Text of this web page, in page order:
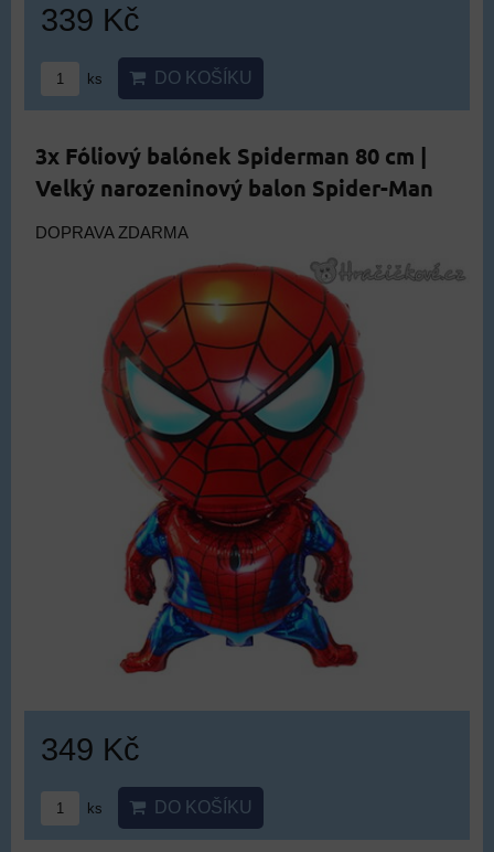
339 Kč
ks DO KOŠÍKU
3x Fóliový balónek Spiderman 80 cm |
Velký narozeninový balon Spider-Man
DOPRAVA ZDARMA
349 Kč
ks DO KOŠÍKU